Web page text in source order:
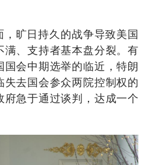
旷日持久的战争导致美国
满、支持者基本盘分裂。有
会中期选举的临近，特朗
失去国会参众两院控制权的
府急于通过谈判，达成一个